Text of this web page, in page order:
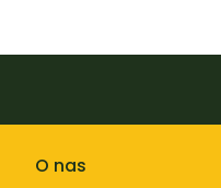
O nas